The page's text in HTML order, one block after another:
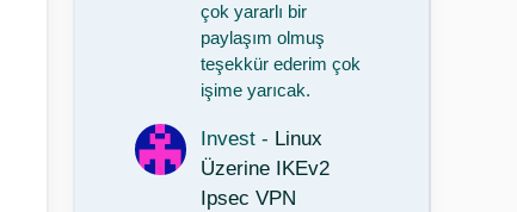
çok yararlı bir
paylaşım olmuş
teşekkür ederim çok
işime yarıcak.
Invest - Linux
Üzerine IKEv2
Ipsec VPN